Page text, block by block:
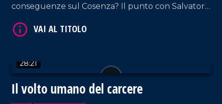
conseguenze sul Cosenza? Il punto con Salvatore
Pagliuso; l'esperto di regolamenti federali Bruno
28:21
Il volto umano del carcere
VAI AL TITOLO